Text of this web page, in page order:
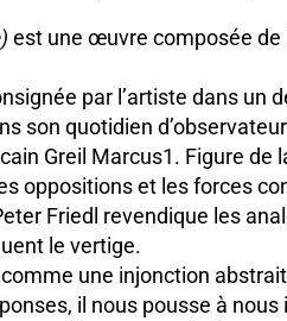
est une œuvre composée
par l’artiste dans un
son quotidien
Greil Marcus1. Figure de
oppositions et les forces
Friedl revendique les
le vertige.
une injonction
il nous pousse à